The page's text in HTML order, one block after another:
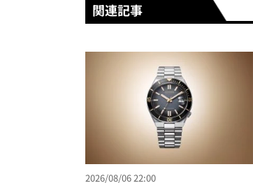
関連記事
2026/08/06 22:00